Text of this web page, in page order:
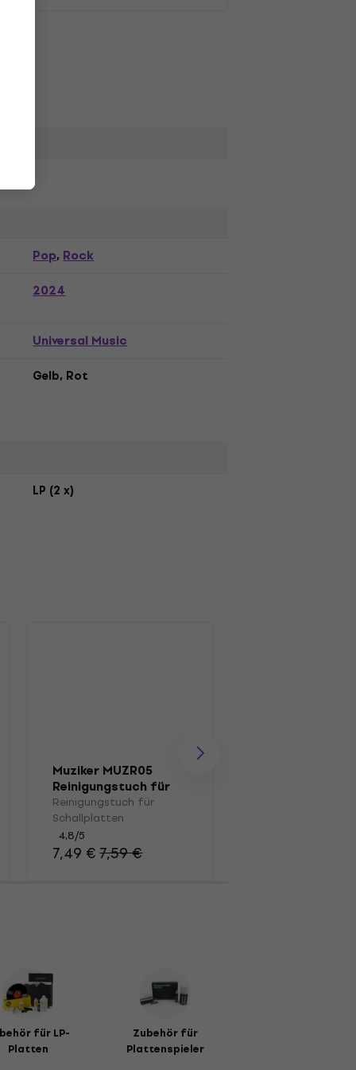
Pop,Rock
2024
Universal Music
Gelb, Rot
LP (2 x)
Muziker MUZR05
Reinigungstuch für
Schallplatten
Reinigungstuch für
Schallplatten
4,8/5
7,49 €7,59 €
für LP-
Platten
Zubehör für
Plattenspieler